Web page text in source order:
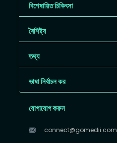
বিশেষায়িত চিকিৎসা
বৈশিষ্ট্য
তথ্য
ভাষা নির্বাচন কর
যোগাযোগ করুন
connect@gomedii.com